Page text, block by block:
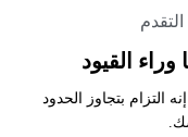
القيود
التزام بتجاوز الحدود